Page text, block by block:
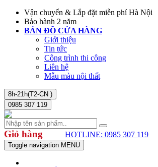
Vận chuyển & Lắp đặt miễn phí Hà Nội
Bảo hành 2 năm
BẢN ĐỒ CỬA HÀNG
Giới thiệu
Tin tức
Công trình thi công
Liên hệ
Mẫu màu nội thất
8h-21h(T2-CN )
0985 307 119
Giỏ hàng HOTLINE: 0985 307 119
Toggle navigation MENU